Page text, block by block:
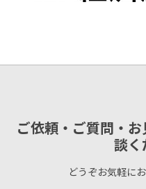
ご依頼・ご質問・
談く
どうぞお気軽に